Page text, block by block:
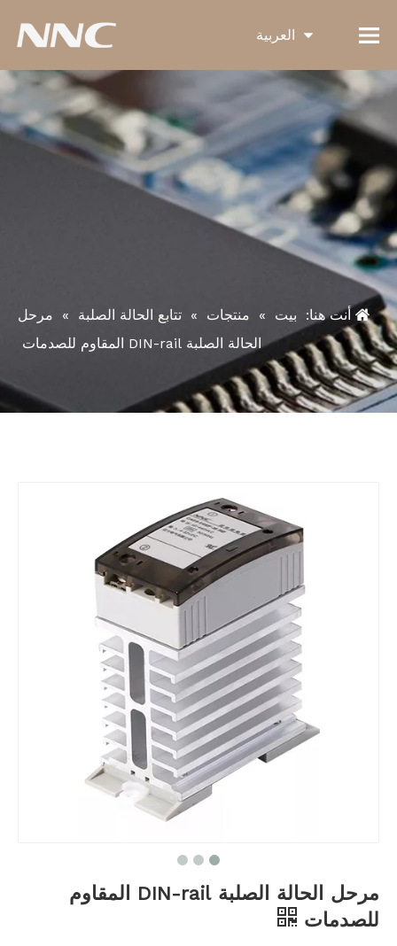
Français
Pусский
Español
Português
Deutsch
Italiano
한국어
Türk dili
Bahasa indonesia
أنت هنا: بيت » منتجات » تتابع الحالة الصلبة »
مرحل
الحالة الصلبة DIN-rail المقاوم للصدمات
مرحل الحالة الصلبة DIN-rail المقاوم
للصدمات